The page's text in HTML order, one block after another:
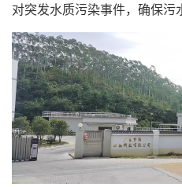
对突发水质污染事件，确保污